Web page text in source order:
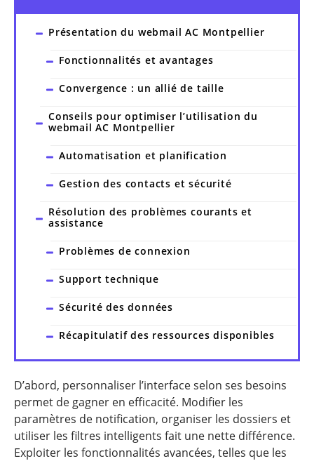
Présentation du webmail AC Montpellier
Fonctionnalités et avantages
Convergence : un allié de taille
Conseils pour optimiser l’utilisation du
webmail AC Montpellier
Automatisation et planification
Gestion des contacts et sécurité
Résolution des problèmes courants et
assistance
Problèmes de connexion
Support technique
Sécurité des données
Récapitulatif des ressources disponibles
D’abord, personnaliser l’interface selon ses besoins
permet de gagner en efficacité. Modifier les
paramètres de notification, organiser les dossiers et
utiliser les filtres intelligents fait une nette différence.
Exploiter les fonctionnalités avancées, telles que les